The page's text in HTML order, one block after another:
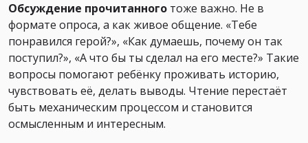
Обсуждение прочитанного тоже важно. Не в
формате опроса, а как живое общение. «Тебе
понравился герой?», «Как думаешь, почему он так
поступил?», «А что бы ты сделал на его месте?» Такие
вопросы помогают ребёнку проживать историю,
чувствовать её, делать выводы. Чтение перестаёт
быть механическим процессом и становится
осмысленным и интересным.